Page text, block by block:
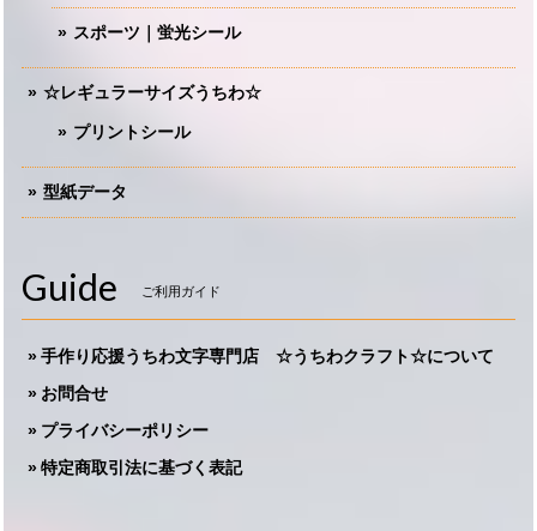
スポーツ｜蛍光シール
☆レギュラーサイズうちわ☆
プリントシール
型紙データ
Guide ご利用ガイド
手作り応援うちわ文字専門店 ☆うちわクラフト☆について
お問合せ
プライバシーポリシー
特定商取引法に基づく表記